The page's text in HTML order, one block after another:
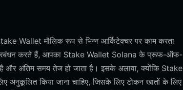
Wallet मौलिक रूप से भिन्न आर्किटेक्चर पर काम करता
करते हैं, आपका Stake Wallet Solana के प्रूफ-ऑफ-
है और अंतिम समय तेज हो जाता है। इसके अलावा, क्योंकि Stake
किया जाना चाहिए, जिसके लिए टोकन खातों के लिए